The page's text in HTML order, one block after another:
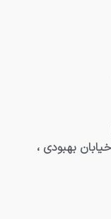
بهبودی ،